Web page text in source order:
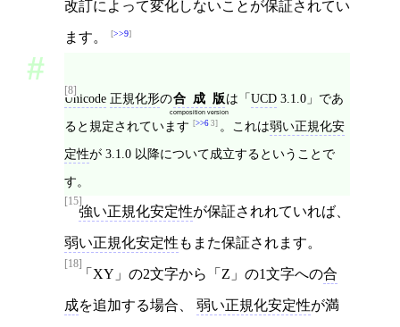
改訂によって変化しないことが保証されてい
ます。 >>9
[8]
Unicode 正規化形の合成版
composition version
は「UCD 3.1.0」であ
ると規定されています
>>6 3 。これは弱い正規化安
定性が 3.1.0 以降について成立するということで
す。
[15]
強い正規化安定性が保証されれていれば、
弱い正規化安定性 もまた保証されます。
[18]
「XY」の2文字から「Z」の1文字への合
成を追加する場合、 弱い正規化安定性が満